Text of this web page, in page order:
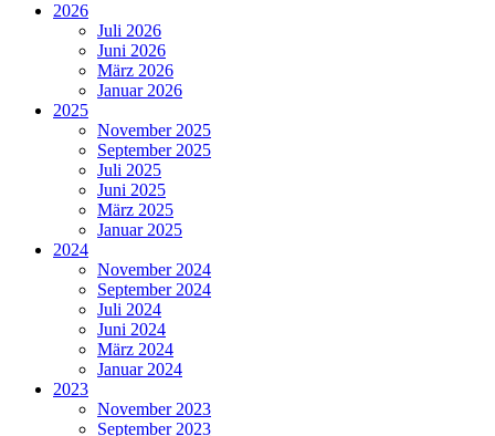
2026
Juli 2026
Juni 2026
März 2026
Januar 2026
2025
November 2025
September 2025
Juli 2025
Juni 2025
März 2025
Januar 2025
2024
November 2024
September 2024
Juli 2024
Juni 2024
März 2024
Januar 2024
2023
November 2023
September 2023